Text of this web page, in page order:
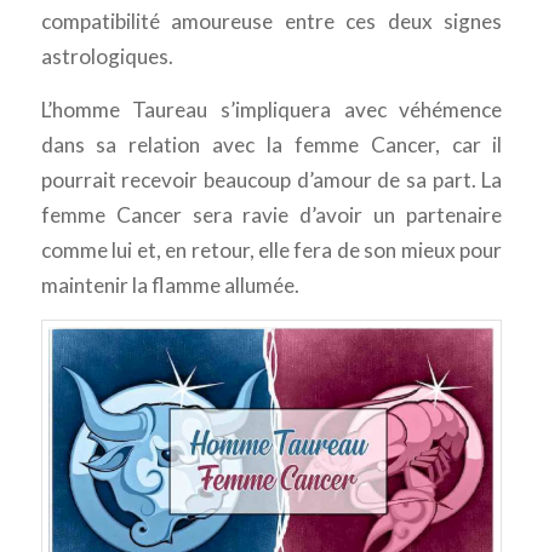
compatibilité amoureuse entre ces deux signes
astrologiques.
L’homme Taureau s’impliquera avec véhémence
dans sa relation avec la femme Cancer, car il
pourrait recevoir beaucoup d’amour de sa part. La
femme Cancer sera ravie d’avoir un partenaire
comme lui et, en retour, elle fera de son mieux pour
maintenir la flamme allumée.